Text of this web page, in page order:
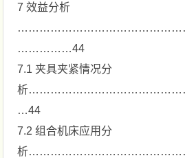
7 效益分析
……………44
7.1 夹具夹紧情况分
析
…44
7.2 组合机床应用分
析